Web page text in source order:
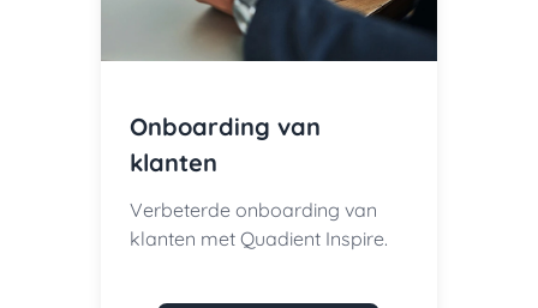
Onboarding van
klanten
Verbeterde onboarding van
klanten met Quadient Inspire.